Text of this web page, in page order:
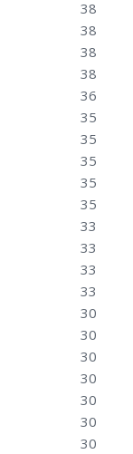
38
38
38
38
36
35
35
35
35
35
33
33
33
33
30
30
30
30
30
30
30